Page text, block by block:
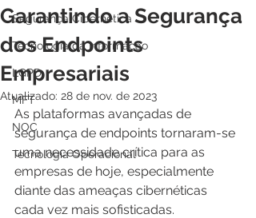
Segurança Cibernética
Tecnologia da Informação
LGPD
MFT
NOC
Tecnologia Operacional
Garantindo a Segurança
dos Endpoints
Empresariais
Atualizado: 28 de nov. de 2023
As plataformas avançadas de
segurança de endpoints tornaram-se
uma necessidade crítica para as
empresas de hoje, especialmente
diante das ameaças cibernéticas
cada vez mais sofisticadas.